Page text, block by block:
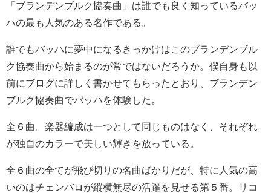
「ブランデンブルク協奏曲」は誰でも良く知っているバッ
ハの最も人気のある名作である。
誰でもバッハに夢中になるきっかけはこのブランデンブル
ク協奏曲から始まるのが常ではないだろうか。僕自身も以
前にブログに詳しく書かせてもらったとおり、ブランデン
ブルク協奏曲でバッハを体験した。
全６曲。楽器編成は一つとして同じものはなく、それぞれ
が独自のカラーで美しい輝きを放っている。
全６曲の全てが飛び切りの名曲ばかりだが、特に人気の高
いのはチェンバロが縦横無尽の活躍を見せる第５番。リコ